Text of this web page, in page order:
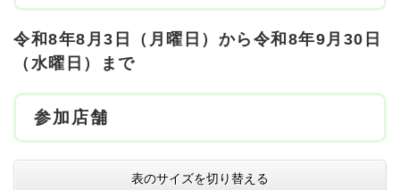
令和8年8月3日（月曜日）から令和8年9月30日
（水曜日）まで
参加店舗
表のサイズを切り替える